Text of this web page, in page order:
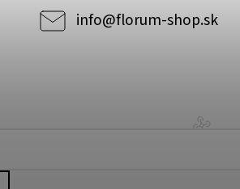
info@florum-shop.sk